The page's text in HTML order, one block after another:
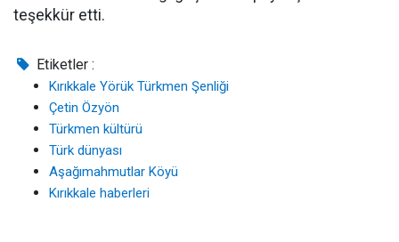
teşekkür etti.
Etiketler :
Kırıkkale Yörük Türkmen Şenliği
Çetin Özyön
Türkmen kültürü
Türk dünyası
Aşağımahmutlar Köyü
Kırıkkale haberleri